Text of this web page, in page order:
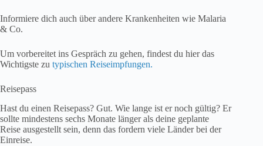
Informiere dich auch über andere Krankenheiten wie Malaria
& Co.
Um vorbereitet ins Gespräch zu gehen, findest du hier das
Wichtigste zu typischen Reiseimpfungen.
Reisepass
Hast du einen Reisepass? Gut. Wie lange ist er noch gültig? Er
sollte mindestens sechs Monate länger als deine geplante
Reise ausgestellt sein, denn das fordern viele Länder bei der
Einreise.